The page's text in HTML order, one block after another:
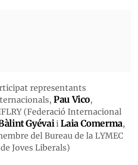
representants
Pau Vico,
(Federació Internacional
GyévaiiLaia Comerma,
del Bureau de la LYMEC
Joves Liberals)